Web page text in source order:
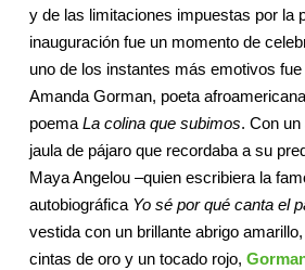
y de las limitaciones impuestas por la
inauguración fue un momento de
uno de los instantes más emotivos
Amanda Gorman, poeta
poema La colina que subimos. Con
jaula de pájaro que recordaba a su
Maya Angelou –quien escribiera la
autobiográfica Yo sé por qué canta el
vestida con un brillante abrigo
cintas de oro y un tocado rojo,